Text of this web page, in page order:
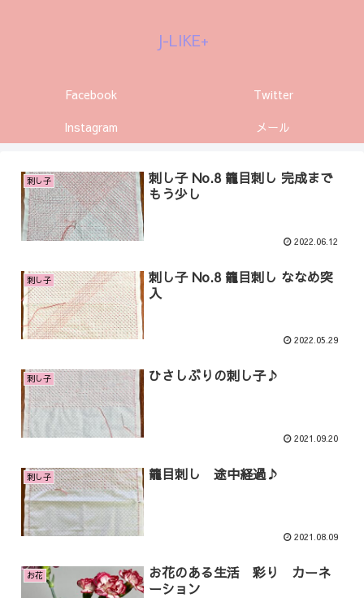
J-LIKE+
Facebook
Twitter
Instagram
メール
刺し子
刺し子 No.8 籠目刺し 完成まで
もう少し
2022.06.12
刺し子
刺し子 No.8 籠目刺し ななめ突
入
2022.05.29
刺し子 ひさしぶりの刺し子♪
2021.09.20
刺し子 籠目刺し 途中経過♪
2021.08.09
お花
お花のある生活 彩り カーネ
ーション